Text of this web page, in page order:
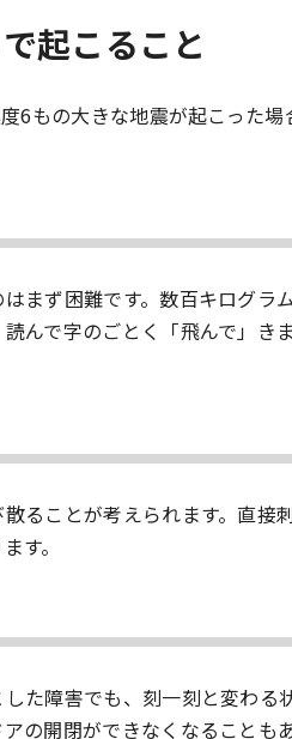
起こること
6もの大きな地震が起こった
まず困難です。数百キログラ
んで字のごとく「飛んで」き
ることが考えられます。直接
す。
た障害でも、刻一刻と変わる
の開閉ができなくなることもあ